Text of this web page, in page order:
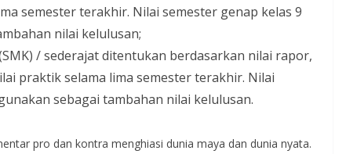
semester terakhir. Nilai semester genap kelas 9
nilai kelulusan;
/ sederajat ditentukan berdasarkan nilai rapor,
praktik selama lima semester terakhir. Nilai
sebagai tambahan nilai kelulusan.
pro dan kontra menghiasi dunia maya dan dunia nyata.